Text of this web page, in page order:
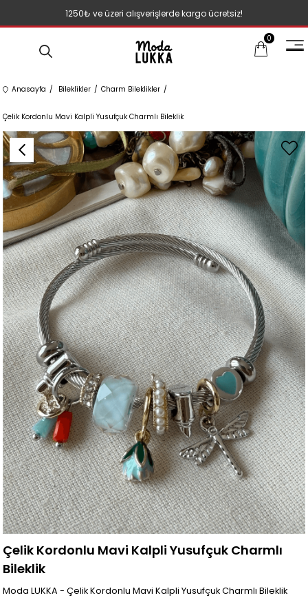
1250₺ ve üzeri alışverişlerde kargo ücretsiz!
0
Anasayfa Bileklikler Charm Bileklikler
Çelik Kordonlu Mavi Kalpli Yusufçuk Charmlı Bileklik
Çelik Kordonlu Mavi Kalpli Yusufçuk Charmlı
Bileklik
Moda LUKKA - Çelik Kordonlu Mavi Kalpli Yusufçuk Charmlı Bileklik